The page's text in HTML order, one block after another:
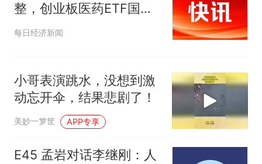
整，创业板医药ETF国泰
（159377）逆市飘红涨逾
每日经济新闻
小哥表演跳水，没想到激
动忘开伞，结果悲剧了！
美妙一箩筐 APP专享
E45 孟岩对话李继刚：人